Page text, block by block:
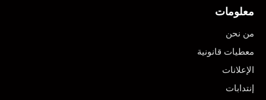
معلومات
من نحن
معطيات قانونية
الإعلانات
إنتدابات